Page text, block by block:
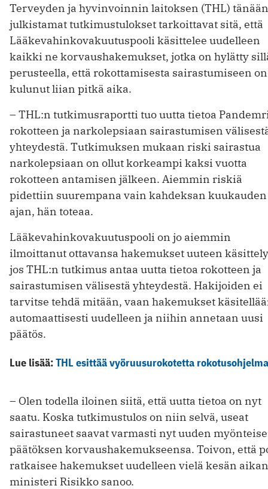
Terveyden ja hyvinvoinnin laitoksen (THL) tänään
julkistamat tutkimustulokset tarkoittavat sitä, että
Lääkevahinkovakuutuspooli käsittelee uudelleen
kaikki ne korvaushakemukset, jotka on hylätty
perusteella, että rokottamisesta sairastumiseen on
kulunut liian pitkä aika.
– THL:n tutkimusraportti tuo uutta tietoa
rokotteen ja narkolepsiaan sairastumisen
yhteydestä. Tutkimuksen mukaan riski sairastua
narkolepsiaan on ollut korkeampi kaksi vuotta
rokotteen antamisen jälkeen. Aiemmin riskiä
pidettiin suurempana vain kahdeksan kuukauden
ajan, hän toteaa.
Lääkevahinkovakuutuspooli on jo aiemmin
ilmoittanut ottavansa hakemukset uuteen
jos THL:n tutkimus antaa uutta tietoa rokotteen ja
sairastumisen välisestä yhteydestä. Hakijoiden ei
tarvitse tehdä mitään, vaan hakemukset
automaattisesti uudelleen ja niihin annetaan uusi
päätös.
Lue lisää:THL esittää vyöruusurokotetta
– Olen todella iloinen siitä, että uutta tietoa on nyt
saatu. Koska tutkimustulos on niin selvä, useat
sairastuneet saavat varmasti nyt uuden
päätöksen korvaushakemukseensa. Toivon, että
ratkaisee hakemukset uudelleen vielä kesän
ministeri Risikko sanoo.